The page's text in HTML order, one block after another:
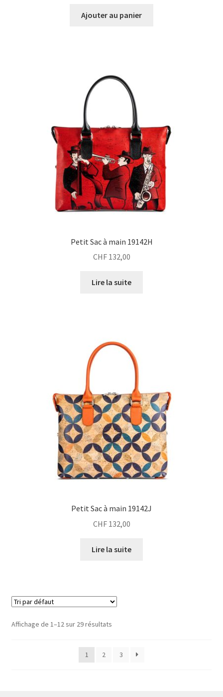
Ajouter au panier
Petit Sac à main 19142H
CHF132,00
Lire la suite
Petit Sac à main 19142J
CHF132,00
Lire la suite
Affichage de 1–12 sur 29 résultats
1 2 3